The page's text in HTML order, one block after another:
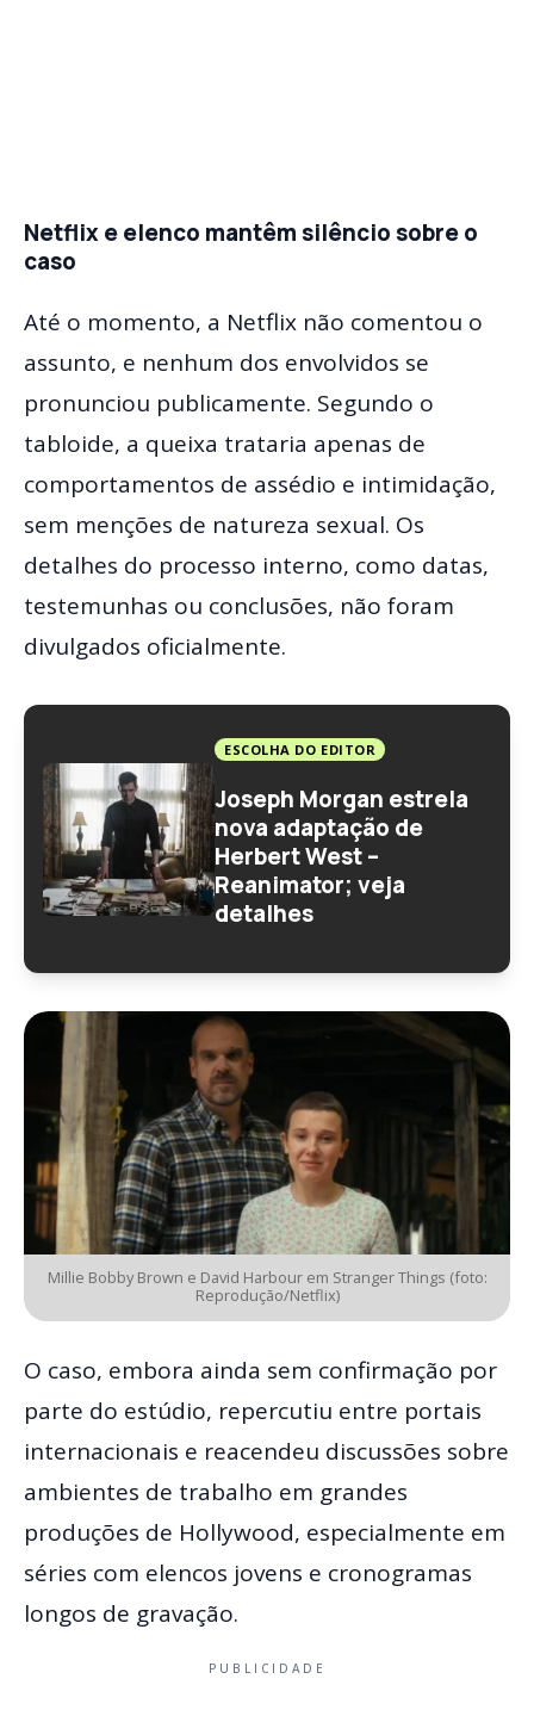
Netflix e elenco mantêm silêncio sobre o
caso
Até o momento, a Netflix não comentou o
assunto, e nenhum dos envolvidos se
pronunciou publicamente. Segundo o
tabloide, a queixa trataria apenas de
comportamentos de assédio e intimidação,
sem menções de natureza sexual. Os
detalhes do processo interno, como datas,
testemunhas ou conclusões, não foram
divulgados oficialmente.
ESCOLHA DO EDITOR
Joseph Morgan estrela
nova adaptação de
Herbert West –
Reanimator; veja
detalhes
Millie Bobby Brown e David Harbour em Stranger Things (foto:
Reprodução/Netflix)
O caso, embora ainda sem confirmação por
parte do estúdio, repercutiu entre portais
internacionais e reacendeu discussões sobre
ambientes de trabalho em grandes
produções de Hollywood, especialmente em
séries com elencos jovens e cronogramas
longos de gravação.
PUBLICIDADE